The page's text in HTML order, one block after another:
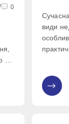
0
на
види
органі